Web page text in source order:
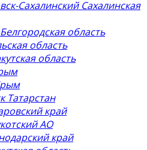
Сахалинский Сахалинская
область
область
область
Татарстан
край
АО
край